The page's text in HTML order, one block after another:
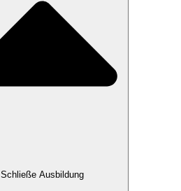
Schließe Ausbildung